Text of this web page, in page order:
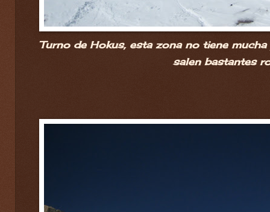
Turno de Hokus, esta zona no tiene
salen bastantes